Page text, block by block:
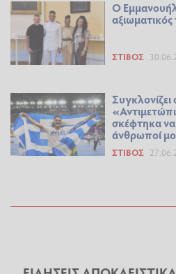
Ο
ΣΤΊΒΟΣ
σκέφτηκα
άνθρωποί
ΣΤΊΒΟΣ